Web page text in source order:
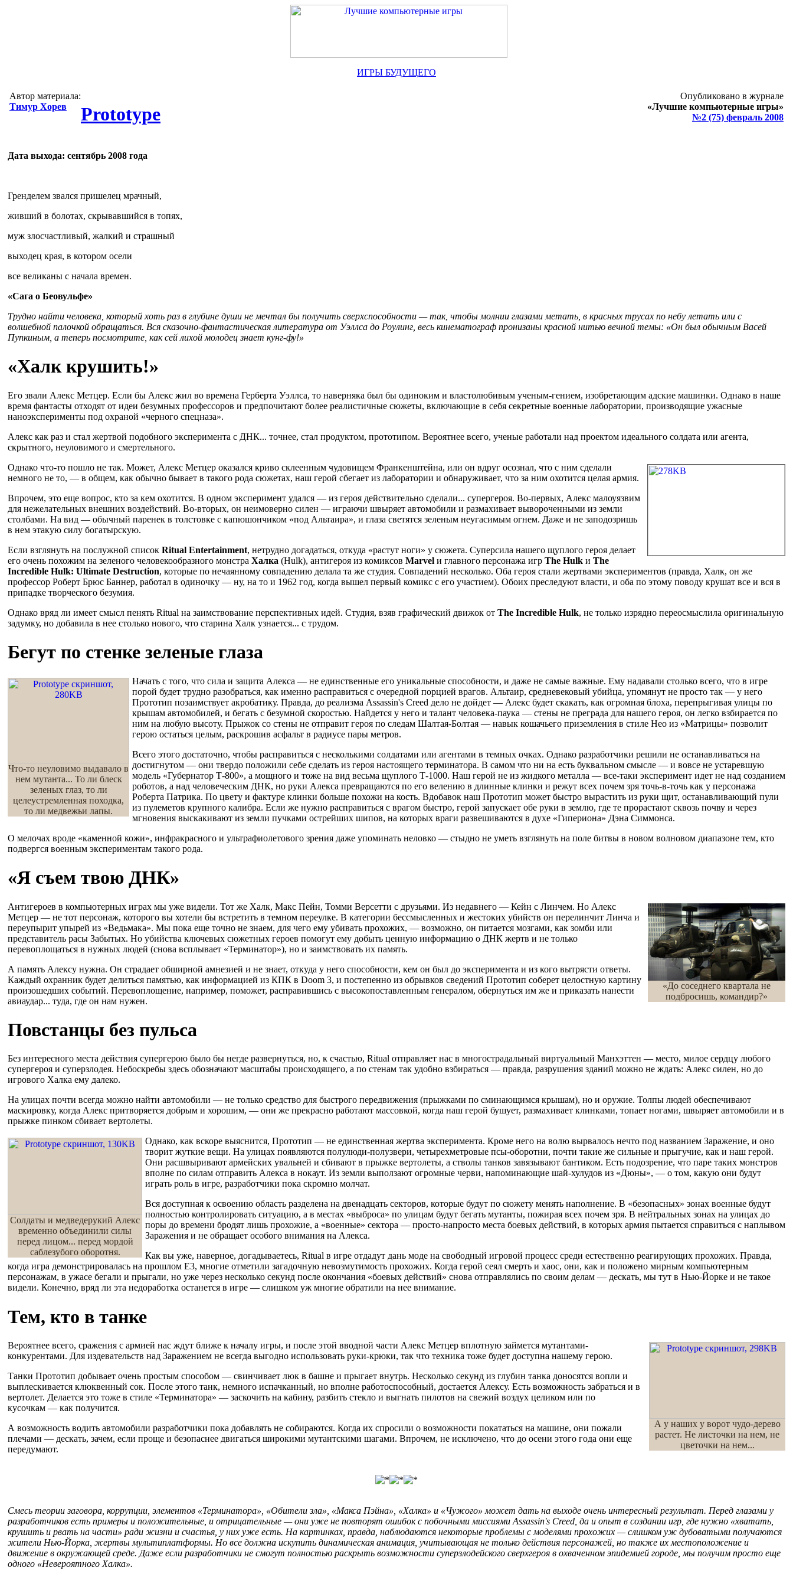
ИГРЫ БУДУЩЕГО
Автор материала:
Тимур Хорев
Опубликовано в журнале
«Лучшие компьютерные игры»
№2 (75) февраль 2008
Prototype
Дата выхода: сентябрь 2008 года
Гренделем звался пришелец мрачный,
живший в болотах, скрывавшийся в топях,
муж злосчастливый, жалкий и страшный
выходец края, в котором осели
все великаны с начала времен.
«Сага о Беовульфе»
Трудно найти человека, который хоть раз в глубине души не мечтал бы получить сверхспособности — так, чтобы молнии глазами метать, в красных трусах по небу летать или с
волшебной палочкой обращаться. Вся сказочно-фантастическая литература от Уэллса до Роулинг, весь кинематограф пронизаны красной нитью вечной темы: «Он был обычным Васей
Пупкиным, а теперь посмотрите, как сей лихой молодец знает кунг-фу!»
«Халк крушить!»
Его звали Алекс Метцер. Если бы Алекс жил во времена Герберта Уэллса, то наверняка был бы одиноким и властолюбивым ученым-гением, изобретающим адские машинки. Однако в наше
время фантасты отходят от идеи безумных профессоров и предпочитают более реалистичные сюжеты, включающие в себя секретные военные лаборатории, производящие ужасные
наноэксперименты под охраной «черного спецназа».
Алекс как раз и стал жертвой подобного эксперимента с ДНК... точнее, стал продуктом, прототипом. Вероятнее всего, ученые работали над проектом идеального солдата или агента,
скрытного, неуловимого и смертельного.
Однако что-то пошло не так. Может, Алекс Метцер оказался криво склеенным чудовищем Франкенштейна, или он вдруг осознал, что с ним сделали
немного не то, — в общем, как обычно бывает в такого рода сюжетах, наш герой сбегает из лаборатории и обнаруживает, что за ним охотится целая армия.
Впрочем, это еще вопрос, кто за кем охотится. В одном эксперимент удался — из героя действительно сделали... супергероя. Во-первых, Алекс малоуязвим
для нежелательных внешних воздействий. Во-вторых, он неимоверно силен — играючи швыряет автомобили и размахивает вывороченными из земли
столбами. На вид — обычный паренек в толстовке с капюшончиком «под Альтаира», и глаза светятся зеленым неугасимым огнем. Даже и не заподозришь
в нем этакую силу богатырскую.
Если взглянуть на послужной список Ritual Entertainment, нетрудно догадаться, откуда «растут ноги» у сюжета. Суперсила нашего щуплого героя делает
его очень похожим на зеленого человекообразного монстра Халка (Hulk), антигероя из комиксов Marvel и главного персонажа игр The Hulk и The
Incredible Hulk: Ultimate Destruction, которые по нечаянному совпадению делала та же студия. Совпадений несколько. Оба героя стали жертвами экспериментов (правда, Халк, он же
профессор Роберт Брюс Баннер, работал в одиночку — ну, на то и 1962 год, когда вышел первый комикс с его участием). Обоих преследуют власти, и оба по этому поводу крушат все и вся в
припадке творческого безумия.
Однако вряд ли имеет смысл пенять Ritual на заимствование перспективных идей. Студия, взяв графический движок от The Incredible Hulk, не только изрядно переосмыслила оригинальную
задумку, но добавила в нее столько нового, что старина Халк узнается... с трудом.
Бегут по стенке зеленые глаза
Что-то неуловимо выдавало в
нем мутанта... То ли блеск
зеленых глаз, то ли
целеустремленная походка,
то ли медвежьи лапы.
Начать с того, что сила и защита Алекса — не единственные его уникальные способности, и даже не самые важные. Ему надавали столько всего, что в игре
порой будет трудно разобраться, как именно расправиться с очередной порцией врагов. Альтаир, средневековый убийца, упомянут не просто так — у него
Прототип позаимствует акробатику. Правда, до реализма Assassin's Creed дело не дойдет — Алекс будет скакать, как огромная блоха, перепрыгивая улицы по
крышам автомобилей, и бегать с безумной скоростью. Найдется у него и талант человека-паука — стены не преграда для нашего героя, он легко взбирается по
ним на любую высоту. Прыжок со стены не отправит героя по следам Шалтая-Болтая — навык кошачьего приземления в стиле Нео из «Матрицы» позволит
герою остаться целым, раскрошив асфальт в радиусе пары метров.
Всего этого достаточно, чтобы расправиться с несколькими солдатами или агентами в темных очках. Однако разработчики решили не останавливаться на
достигнутом — они твердо положили себе сделать из героя настоящего терминатора. В самом что ни на есть буквальном смысле — и вовсе не устаревшую
модель «Губернатор Т-800», а мощного и тоже на вид весьма щуплого Т-1000. Наш герой не из жидкого металла — все-таки эксперимент идет не над созданием
роботов, а над человеческим ДНК, но руки Алекса превращаются по его велению в длинные клинки и режут всех почем зря точь-в-точь как у персонажа
Роберта Патрика. По цвету и фактуре клинки больше похожи на кость. Вдобавок наш Прототип может быстро вырастить из руки щит, останавливающий пули
из пулеметов крупного калибра. Если же нужно расправиться с врагом быстро, герой запускает обе руки в землю, где те прорастают сквозь почву и через
мгновения выскакивают из земли пучками острейших шипов, на которых враги развешиваются в духе «Гипериона» Дэна Симмонса.
О мелочах вроде «каменной кожи», инфракрасного и ультрафиолетового зрения даже упоминать неловко — стыдно не уметь взглянуть на поле битвы в новом волновом диапазоне тем, кто
подвергся военным экспериментам такого рода.
«Я съем твою ДНК»
«До соседнего квартала не
подбросишь, командир?»
Антигероев в компьютерных играх мы уже видели. Тот же Халк, Макс Пейн, Томми Версетти с друзьями. Из недавнего — Кейн с Линчем. Но Алекс
Метцер — не тот персонаж, которого вы хотели бы встретить в темном переулке. В категории бессмысленных и жестоких убийств он перелинчит Линча и
переупырит упырей из «Ведьмака». Мы пока еще точно не знаем, для чего ему убивать прохожих, — возможно, он питается мозгами, как зомби или
представитель расы Забытых. Но убийства ключевых сюжетных героев помогут ему добыть ценную информацию о ДНК жертв и не только
перевоплощаться в нужных людей (снова всплывает «Терминатор»), но и заимствовать их память.
А память Алексу нужна. Он страдает обширной амнезией и не знает, откуда у него способности, кем он был до эксперимента и из кого вытрясти ответы.
Каждый охранник будет делиться памятью, как информацией из КПК в Doom 3, и постепенно из обрывков сведений Прототип соберет целостную картину
произошедших событий. Перевоплощение, например, поможет, расправившись с высокопоставленным генералом, обернуться им же и приказать нанести
авиаудар... туда, где он нам нужен.
Повстанцы без пульса
Без интересного места действия супергерою было бы негде развернуться, но, к счастью, Ritual отправляет нас в многострадальный виртуальный Манхэттен — место, милое сердцу любого
супергероя и суперзлодея. Небоскребы здесь обозначают масштабы происходящего, а по стенам так удобно взбираться — правда, разрушения зданий можно не ждать: Алекс силен, но до
игрового Халка ему далеко.
На улицах почти всегда можно найти автомобили — не только средство для быстрого передвижения (прыжками по сминающимся крышам), но и оружие. Толпы людей обеспечивают
маскировку, когда Алекс притворяется добрым и хорошим, — они же прекрасно работают массовкой, когда наш герой бушует, размахивает клинками, топает ногами, швыряет автомобили и в
прыжке пинком сбивает вертолеты.
Солдаты и медведерукий Алекс
временно объединили силы
перед лицом... перед мордой
саблезубого оборотня.
Однако, как вскоре выяснится, Прототип — не единственная жертва эксперимента. Кроме него на волю вырвалось нечто под названием Заражение, и оно
творит жуткие вещи. На улицах появляются полулюди-полузвери, четырехметровые псы-оборотни, почти такие же сильные и прыгучие, как и наш герой.
Они расшвыривают армейских увальней и сбивают в прыжке вертолеты, а стволы танков завязывают бантиком. Есть подозрение, что паре таких монстров
вполне по силам отправить Алекса в нокаут. Из земли выползают огромные черви, напоминающие шай-хулудов из «Дюны», — о том, какую они будут
играть роль в игре, разработчики пока скромно молчат.
Вся доступная к освоению область разделена на двенадцать секторов, которые будут по сюжету менять наполнение. В «безопасных» зонах военные будут
полностью контролировать ситуацию, а в местах «выброса» по улицам будут бегать мутанты, пожирая всех почем зря. В нейтральных зонах на улицах до
поры до времени бродят лишь прохожие, а «военные» сектора — просто-напросто места боевых действий, в которых армия пытается справиться с наплывом
Заражения и не обращает особого внимания на Алекса.
Как вы уже, наверное, догадываетесь, Ritual в игре отдадут дань моде на свободный игровой процесс среди естественно реагирующих прохожих. Правда,
когда игра демонстрировалась на прошлом Е3, многие отметили загадочную невозмутимость прохожих. Когда герой сеял смерть и хаос, они, как и положено мирным компьютерным
персонажам, в ужасе бегали и прыгали, но уже через несколько секунд после окончания «боевых действий» снова отправлялись по своим делам — дескать, мы тут в Нью-Йорке и не такое
видели. Конечно, вряд ли эта недоработка останется в игре — слишком уж многие обратили на нее внимание.
Тем, кто в танке
А у наших у ворот чудо-дерево
растет. Не листочки на нем, не
цветочки на нем...
Вероятнее всего, сражения с армией нас ждут ближе к началу игры, и после этой вводной части Алекс Метцер вплотную займется мутантами-
конкурентами. Для издевательств над Заражением не всегда выгодно использовать руки-крюки, так что техника тоже будет доступна нашему герою.
Танки Прототип добывает очень простым способом — свинчивает люк в башне и прыгает внутрь. Несколько секунд из глубин танка доносятся вопли и
выплескивается клюквенный сок. После этого танк, немного испачканный, но вполне работоспособный, достается Алексу. Есть возможность забраться и в
вертолет. Делается это тоже в стиле «Терминатора» — заскочить на кабину, разбить стекло и выгнать пилотов на свежий воздух целиком или по
кусочкам — как получится.
А возможность водить автомобили разработчики пока добавлять не собираются. Когда их спросили о возможности покататься на машине, они пожали
плечами — дескать, зачем, если проще и безопаснее двигаться широкими мутантскими шагами. Впрочем, не исключено, что до осени этого года они еще
передумают.
Смесь теории заговора, коррупции, элементов «Терминатора», «Обители зла», «Макса Пэйна», «Халка» и «Чужого» может дать на выходе очень интересный результат. Перед глазами у
разработчиков есть примеры и положительные, и отрицательные — они уже не повторят ошибок с побочными миссиями Assassin's Creed, да и опыт в создании игр, где нужно «хватать,
крушить и рвать на части» ради жизни и счастья, у них уже есть. На картинках, правда, наблюдаются некоторые проблемы с моделями прохожих — слишком уж дубоватыми получаются
жители Нью-Йорка, жертвы мультиплатформы. Но все должна искупить динамическая анимация, учитывающая не только действия персонажей, но также их местоположение и
движение в окружающей среде. Даже если разработчики не смогут полностью раскрыть возможности суперзлодейского сверхгероя в охваченном эпидемией городе, мы получим просто еще
одного «Невероятного Халка».